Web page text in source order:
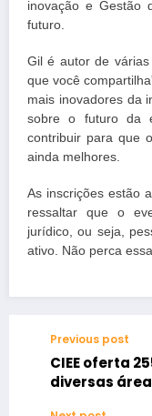
inovação e Gestão
futuro.
Gil é autor de
que você
mais inovadores da
sobre o futuro da
contribuir para que
ainda melhores.
As inscrições estão
ressaltar que o
jurídico, ou seja,
ativo. Não perca
Previous post
CIEE oferta
diversas